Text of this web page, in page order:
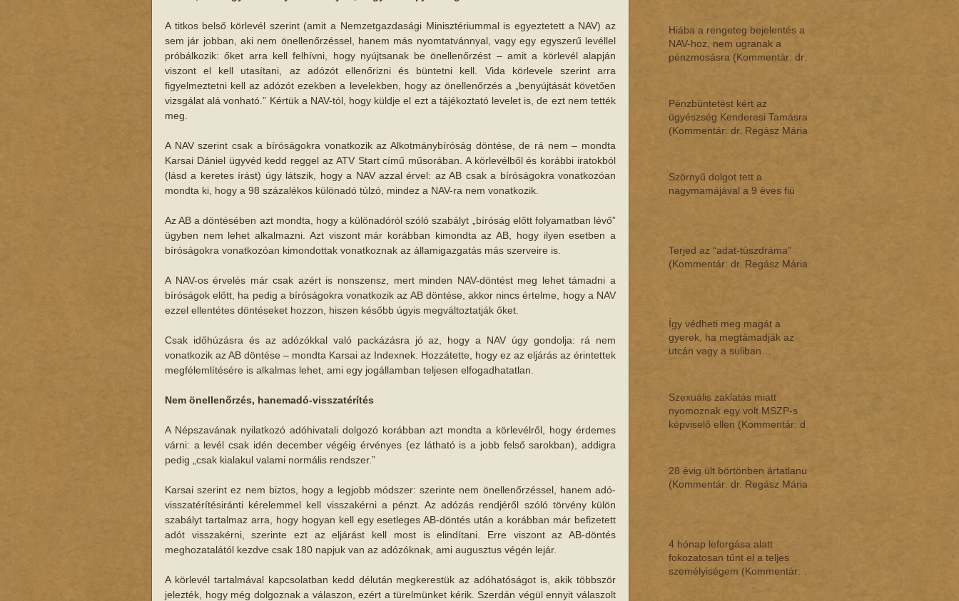
A titkos belső körlevél szerint (amit a Nemzetgazdasági Minisztériummal is egyeztetett a NAV) az
sem jár jobban, aki nem önellenőrzéssel, hanem más nyomtatvánnyal, vagy egy egyszerű levéllel
próbálkozik: őket arra kell felhívni, hogy nyújtsanak be önellenőrzést – amit a körlevél alapján
viszont el kell utasítani, az adózót ellenőrizni és büntetni kell. Vida körlevele szerint arra
figyelmeztetni kell az adózót ezekben a levelekben, hogy az önellenőrzés a „benyújtását követően
vizsgálat alá vonható.” Kértük a NAV-tól, hogy küldje el ezt a tájékoztató levelet is, de ezt nem tették
meg.
A NAV szerint csak a bíróságokra vonatkozik az Alkotmánybíróság döntése, de rá nem – mondta
Karsai Dániel ügyvéd kedd reggel az ATV Start című műsorában. A körlevélből és korábbi iratokból
(lásd a keretes írást) úgy látszik, hogy a NAV azzal érvel: az AB csak a bíróságokra vonatkozóan
mondta ki, hogy a 98 százalékos különadó túlzó, mindez a NAV-ra nem vonatkozik.
Az AB a döntésében azt mondta, hogy a különadóról szóló szabályt „bíróság előtt folyamatban lévő”
ügyben nem lehet alkalmazni. Azt viszont már korábban kimondta az AB, hogy ilyen esetben a
bíróságokra vonatkozóan kimondottak vonatkoznak az államigazgatás más szerveire is.
A NAV-os érvelés már csak azért is nonszensz, mert minden NAV-döntést meg lehet támadni a
bíróságok előtt, ha pedig a bíróságokra vonatkozik az AB döntése, akkor nincs értelme, hogy a NAV
ezzel ellentétes döntéseket hozzon, hiszen később úgyis megváltoztatják őket.
Csak időhúzásra és az adózókkal való packázásra jó az, hogy a NAV úgy gondolja: rá nem
vonatkozik az AB döntése – mondta Karsai az Indexnek. Hozzátette, hogy ez az eljárás az érintettek
megfélemlítésére is alkalmas lehet, ami egy jogállamban teljesen elfogadhatatlan.
Nem önellenőrzés, hanemadó-visszatérítés
A Népszavának nyilatkozó adóhivatali dolgozó korábban azt mondta a körlevélről, hogy érdemes
várni: a levél csak idén december végéig érvényes (ez látható is a jobb felső sarokban), addigra
pedig „csak kialakul valami normális rendszer.”
Karsai szerint ez nem biztos, hogy a legjobb módszer: szerinte nem önellenőrzéssel, hanem adó-
visszatérítésiránti kérelemmel kell visszakérni a pénzt. Az adózás rendjéről szóló törvény külön
szabályt tartalmaz arra, hogy hogyan kell egy esetleges AB-döntés után a korábban már befizetett
adót visszakérni, szerinte ezt az eljárást kell most is elindítani. Erre viszont az AB-döntés
meghozatalától kezdve csak 180 napjuk van az adózóknak, ami augusztus végén lejár.
A körlevél tartalmával kapcsolatban kedd délután megkerestük az adóhatóságot is, akik többször
jelezték, hogy még dolgoznak a válaszon, ezért a türelmünket kérik. Szerdán végül ennyit válaszolt
Hiába a rengeteg bejelentés a
NAV-hoz, nem ugranak a
pénzmosásra (Kommentár: dr.
Pénzbüntetést kért az
ügyészség Kenderesi Tamásra
(Kommentár: dr. Regász Mária)
Szörnyű dolgot tett a
nagymamájával a 9 éves fiú
Terjed az “adat-túszdráma”
(Kommentár: dr. Regász Mária)
Így védheti meg magát a
gyerek, ha megtámadják az
utcán vagy a suliban
Szexuális zaklatás miatt
nyomoznak egy volt MSZP-s
képviselő ellen (Kommentár: dr.
28 évig ült börtönben ártatlanul
(Kommentár: dr. Regász Mária)
4 hónap leforgása alatt
fokozatosan tűnt el a teljes
személyiségem (Kommentár: dr.